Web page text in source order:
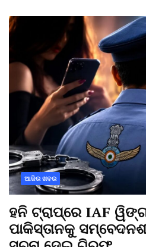
ଆଜିର ଖବର
ହନି ଟ୍ରାପ୍‌ରେ IAF
ପାକିସ୍ତାନକୁ